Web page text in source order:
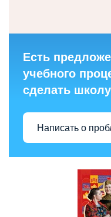
Есть
учебного
сделать
Написать о